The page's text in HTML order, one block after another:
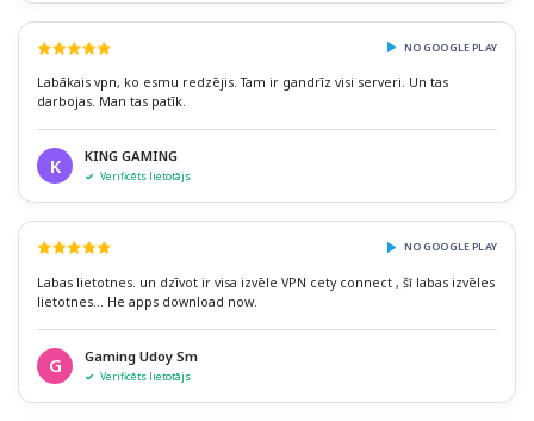
NO GOOGLE PLAY
Labākais vpn, ko esmu redzējis. Tam ir gandrīz visi serveri. Un tas
darbojas. Man tas patīk.
K KING GAMING
Verificēts lietotājs
NO GOOGLE PLAY
Labas lietotnes. un dzīvot ir visa izvēle VPN cety connect , šī labas izvēles
lietotnes... He apps download now.
G Gaming Udoy Sm
Verificēts lietotājs